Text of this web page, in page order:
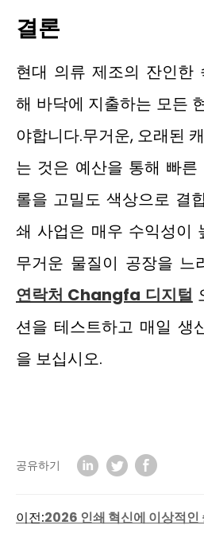
결론
현대 의류 제조의 잔인한
해 바닥에 지출하는 모든
야합니다.무거운, 오래된
는 것은 예산을 통해 빠른
롤을 고밀도 색상으로 결
쇄 사업은 매우 수익성이
무거운 물질이 공장을 느
연락처 Changfa 디지털
션을 테스트하고 매일 생
을 보십시오.
공유하기
이전:2026 인쇄 혁신에 이상적인